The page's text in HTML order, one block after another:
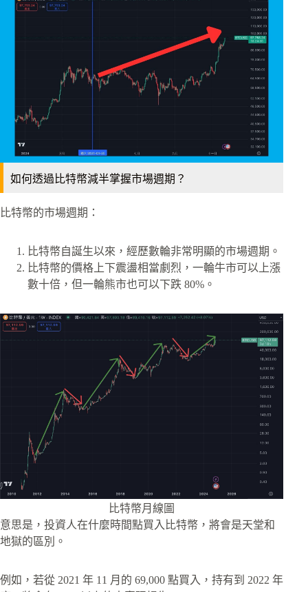
如何透過比特幣減半掌握市場週期？
比特幣的市場週期：
比特幣自誕生以來，經歷數輪非常明顯的市場週期。
比特幣的價格上下震盪相當劇烈，一輪牛市可以上漲
數十倍，但一輪熊市也可以下跌 80%。
比特幣月線圖
意思是，投資人在什麼時間點買入比特幣，將會是天堂和
地獄的區別。
例如，若從 2021 年 11 月的 69,000 點買入，持有到 2022 年